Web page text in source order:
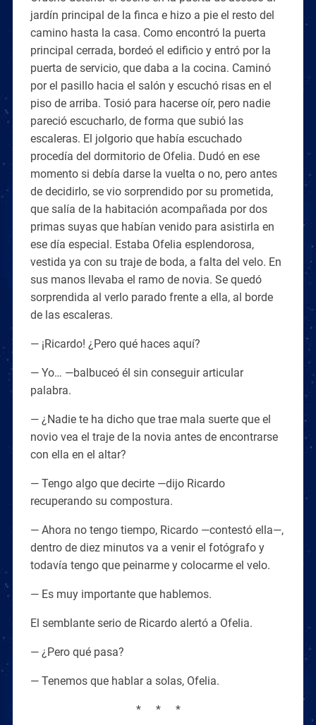
jardín principal de la finca e hizo a pie el resto del
camino hasta la casa. Como encontró la puerta
principal cerrada, bordeó el edificio y entró por la
puerta de servicio, que daba a la cocina. Caminó
por el pasillo hacia el salón y escuchó risas en el
piso de arriba. Tosió para hacerse oír, pero nadie
pareció escucharlo, de forma que subió las
escaleras. El jolgorio que había escuchado
procedía del dormitorio de Ofelia. Dudó en ese
momento si debía darse la vuelta o no, pero antes
de decidirlo, se vio sorprendido por su prometida,
que salía de la habitación acompañada por dos
primas suyas que habían venido para asistirla en
ese día especial. Estaba Ofelia esplendorosa,
vestida ya con su traje de boda, a falta del velo. En
sus manos llevaba el ramo de novia. Se quedó
sorprendida al verlo parado frente a ella, al borde
de las escaleras.
— ¡Ricardo! ¿Pero qué haces aquí?
— Yo… —balbuceó él sin conseguir articular
palabra.
— ¿Nadie te ha dicho que trae mala suerte que el
novio vea el traje de la novia antes de encontrarse
con ella en el altar?
— Tengo algo que decirte —dijo Ricardo
recuperando su compostura.
— Ahora no tengo tiempo, Ricardo —contestó ella—,
dentro de diez minutos va a venir el fotógrafo y
todavía tengo que peinarme y colocarme el velo.
— Es muy importante que hablemos.
El semblante serio de Ricardo alertó a Ofelia.
— ¿Pero qué pasa?
— Tenemos que hablar a solas, Ofelia.
* * *